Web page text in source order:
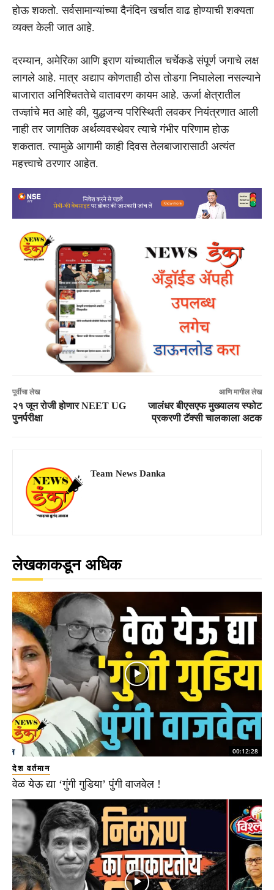
होऊ शकतो. सर्वसामान्यांच्या दैनंदिन खर्चात वाढ होण्याची शक्यता
व्यक्त केली जात आहे.
दरम्यान, अमेरिका आणि इराण यांच्यातील चर्चेकडे संपूर्ण जगाचे लक्ष
लागले आहे. मात्र अद्याप कोणताही ठोस तोडगा निघालेला नसल्याने
बाजारात अनिश्चिततेचे वातावरण कायम आहे. ऊर्जा क्षेत्रातील
तज्ज्ञांचे मत आहे की, युद्धजन्य परिस्थिती लवकर नियंत्रणात आली
नाही तर जागतिक अर्थव्यवस्थेवर त्याचे गंभीर परिणाम होऊ
शकतात. त्यामुळे आगामी काही दिवस तेलबाजारासाठी अत्यंत
महत्त्वाचे ठरणार आहेत.
पूर्वीचा लेख
२१ जून रोजी होणार NEET UG
पुनर्परीक्षा
आणि मागील लेख
जालंधर बीएसएफ मुख्यालय स्फोट
प्रकरणी टॅक्सी चालकाला अटक
Team News Danka
लेखकाकडून अधिक
00:12:28
देश वर्तमान
वेळ येऊ द्या ‘गुंगी गुडिया’ पुंगी वाजवेल !